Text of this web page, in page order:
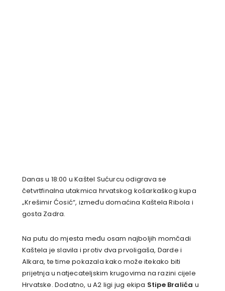
Danas u 18:00 u Kaštel Sućurcu odigrava se
četvrtfinalna utakmica hrvatskog košarkaškog kupa
„Krešimir Ćosić“, između domaćina Kaštela Ribola i
gosta Zadra.
Na putu do mjesta među osam najboljih momčadi
Kaštela je slavila i protiv dva prvoligaša, Darde i
Alkara, te time pokazala kako može itekako biti
prijetnja u natjecateljskim krugovima na razini cijele
Hrvatske. Dodatno, u A2 ligi jug ekipa Stipe Bralića u